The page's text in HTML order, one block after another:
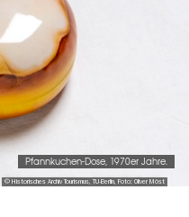
© Historisches Archiv Tourismus, TU-Berlin, Foto: Oliver Möst
Pfannkuchen-Dose, 1970er Jahre.